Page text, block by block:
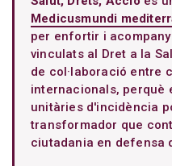
Medicusmundi
per enfortir i
vinculats al Dret a la
de col·laboració entre
internacionals, perquè
unitàries d'incidència
transformador que
ciutadania en defensa